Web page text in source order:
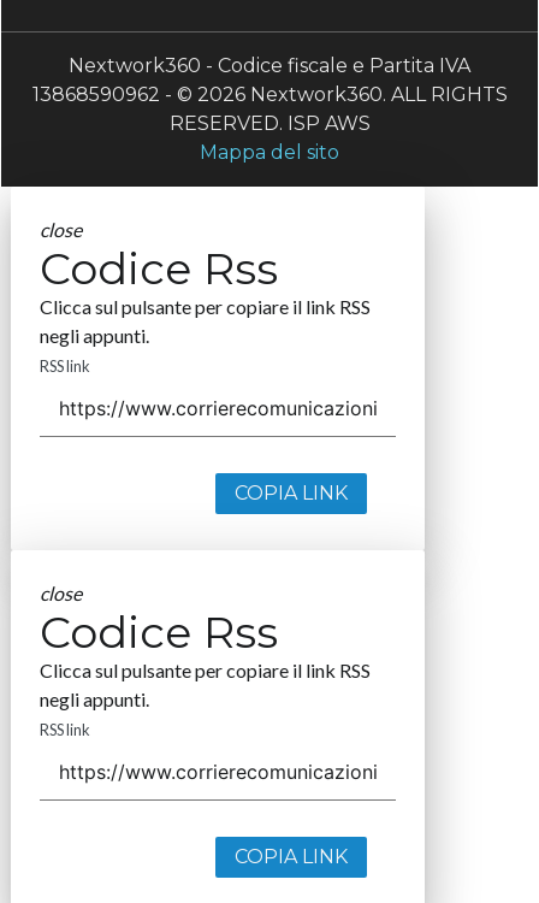
Nextwork360 - Codice fiscale e Partita IVA
13868590962 - © 2026 Nextwork360. ALL RIGHTS
RESERVED. ISP AWS
Mappa del sito
close
Codice Rss
Clicca sul pulsante per copiare il link RSS
negli appunti.
RSS link
COPIA LINK
close
Codice Rss
Clicca sul pulsante per copiare il link RSS
negli appunti.
RSS link
COPIA LINK